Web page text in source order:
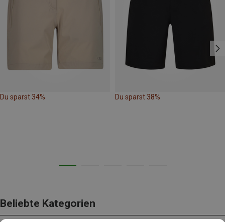
Du sparst 34% Du sparst 38%
Beliebte Kategorien